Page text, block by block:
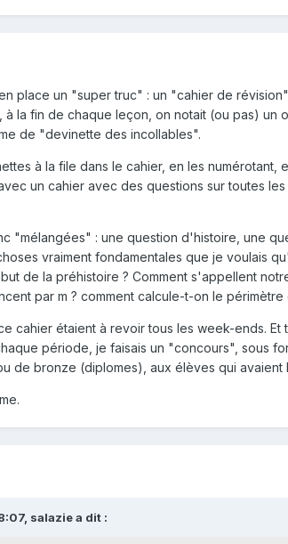
place un "super truc" : un "cahier de
la fin de chaque leçon, on notait (ou pas) un
de "devinette des incollables".
à la file dans le cahier, en les numérotant,
un cahier avec des questions sur toutes
"mélangées" : une question d'histoire, une
vraiment fondamentales que je voulais
de la préhistoire ? Comment s'appellent
par m ? comment calcule-t-on le périmètre
cahier étaient à revoir tous les week-ends. Et
période, je faisais un "concours", sous
de bronze (diplomes), aux élèves qui avaient
salazie a dit :